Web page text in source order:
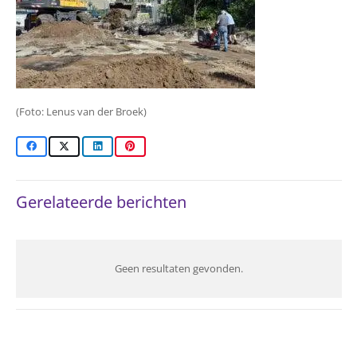
(Foto: Lenus van der Broek)
Gerelateerde berichten
Geen resultaten gevonden.